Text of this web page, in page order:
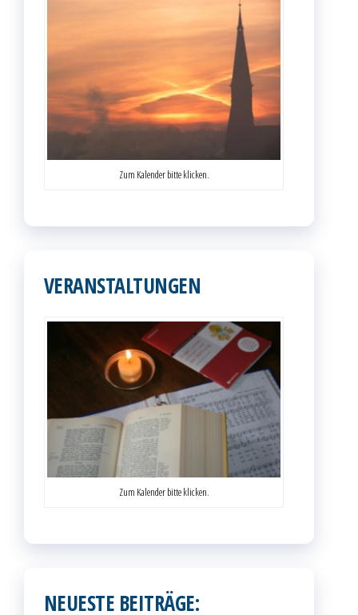
Zum Kalender bitte klicken.
VERANSTALTUNGEN
Zum Kalender bitte klicken.
NEUESTE BEITRÄGE: